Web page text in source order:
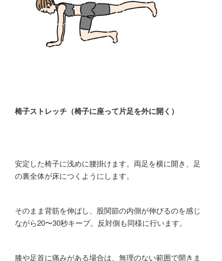
椅子ストレッチ（椅子に座って片足を外に開く）
安定した椅子に浅めに腰掛けます。両足を横に開き、足
の裏全体が床につくようにします。
そのまま背筋を伸ばし、股関節の内側が伸びるのを感じ
ながら20〜30秒キープ。反対側も同様に行います。
膝や足首に痛みがある場合は、無理のない範囲で開きま